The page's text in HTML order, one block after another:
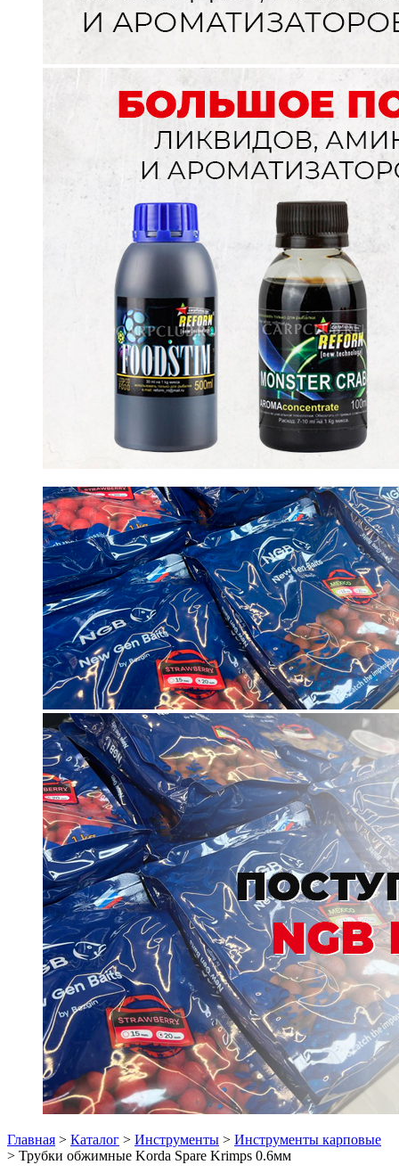
Главная > Каталог > Инструменты > Инструменты карповые
> Трубки обжимные Korda Spare Krimps 0.6мм